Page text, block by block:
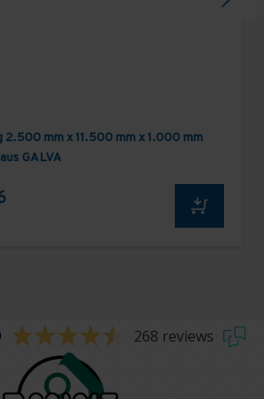
mm x 11.500 mm x 1.000 mm
GALVA
268 reviews